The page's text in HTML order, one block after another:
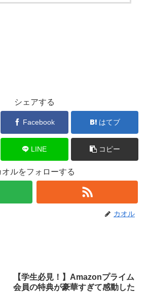
シェアする
Facebook はてブ
LINE コピー
オルをフォローする
カオル
【学生必見！】Amazonプライム
会員の特典が豪華すぎて感動した